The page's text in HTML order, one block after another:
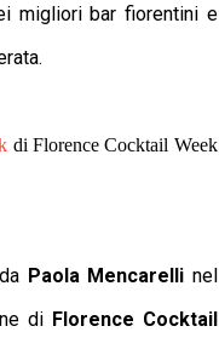
migliori bar fiorentini e
di Florence Cocktail Week
Paola Mencarelli nel
di Florence Cocktail